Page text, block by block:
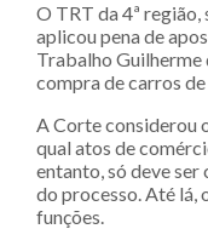
O TRT da 4ª
aplicou pena de
Trabalho Guilherme
compra de carros
A Corte considerou
qual atos de
entanto, só deve
do processo. Até lá,
funções.